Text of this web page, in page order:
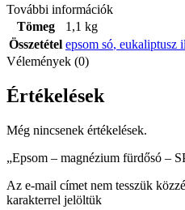
További információk
Tömeg
1,1 kg
Összetétel epsom só, eukaliptusz
Vélemények (0)
Értékelések
Még nincsenek értékelések.
„Epsom – magnézium fürdősó –
Az e-mail címet nem tesszük
karakterrel jelöltük